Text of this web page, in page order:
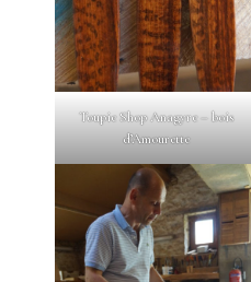
Toupie Shop Anagyre – bois
d’Amourette